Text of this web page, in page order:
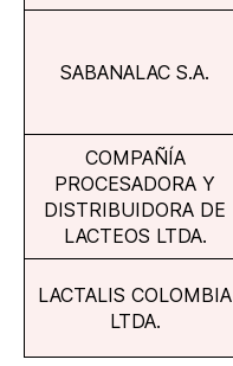
SABANALAC S.A.
COMPAÑÍA
PROCESADORA Y
DISTRIBUIDORA DE
LACTEOS LTDA.
LACTALIS COLOMBIA
LTDA.